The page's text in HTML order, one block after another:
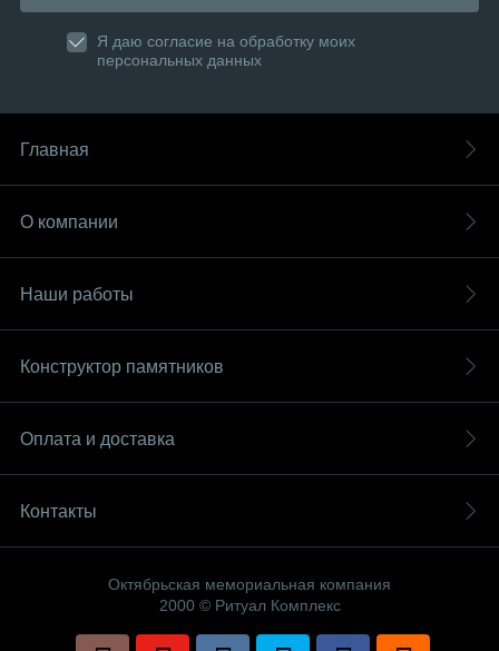
Я даю согласие на обработку моих
персональных данных
Главная
О компании
Наши работы
Конструктор памятников
Оплата и доставка
Контакты
Октябрьская мемориальная компания
2000 © Ритуал Комплекс